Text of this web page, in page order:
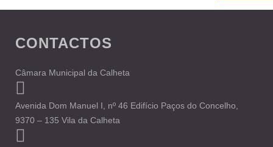
CONTACTOS
Câmara Municipal da Calheta
Avenida Dom Manuel I, nº 46 Edifício Paços do Concelho,
9370 – 135 Vila da Calheta